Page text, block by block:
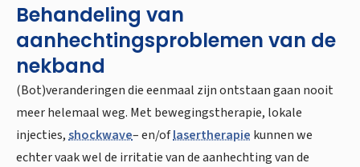
Behandeling van
aanhechtingsproblemen van de
nekband
(Bot)veranderingen die eenmaal zijn ontstaan gaan nooit
meer helemaal weg. Met bewegingstherapie, lokale
injecties,shockwave– en/oflasertherapie kunnen we
echter vaak wel de irritatie van de aanhechting van de